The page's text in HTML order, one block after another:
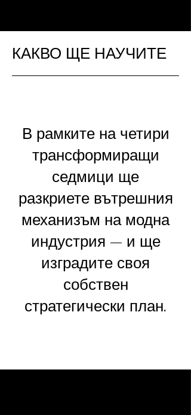
КАКВО ЩЕ НАУЧИТЕ
В рамките на четири
трансформиращи
седмици ще
разкриете вътрешния
механизъм на модна
индустрия — и ще
изградите своя
собствен
стратегически план.